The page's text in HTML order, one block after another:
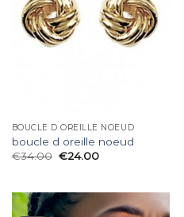
BOUCLE D OREILLE NOEUD
boucle d oreille noeud
€34.00 €24.00